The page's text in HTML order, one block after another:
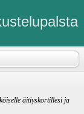
äitiyskortillesi ja